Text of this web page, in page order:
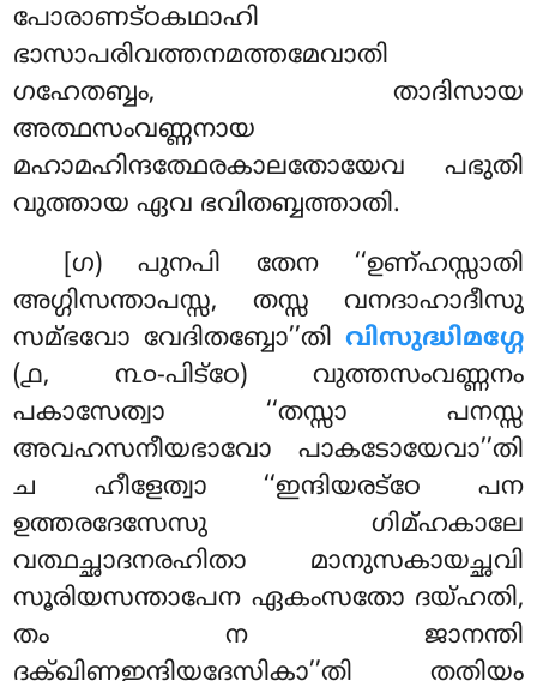
പോരാണട്ഠകഥാഹി
ഭാസാപരിവത്തനമത്തമേവാതി
ഗഹേതബ്ബം, താദിസായ
അത്ഥസംവണ്ണനായ
മഹാമഹിന്ദത്ഥേരകാലതോയേവ പഭുതി
വുത്തായ ഏവ ഭവിതബ്ബത്താതി.
[ഗ) പുനപി തേന ‘‘ഉണ്ഹസ്സാതി
അഗ്ഗിസന്താപസ്സ, തസ്സ വനദാഹാദീസു
സമ്ഭവോ വേദിതബ്ബോ’’തി വിസുദ്ധിമഗ്ഗേ
(൧, ൩൦-പിട്ഠേ) വുത്തസംവണ്ണനം
പകാസേത്വാ ‘‘തസ്സാ പനസ്സ
അവഹസനീയഭാവോ പാകടോയേവാ’’തി
ച ഹീളേത്വാ ‘‘ഇന്ദിയരട്ഠേ പന
ഉത്തരദേസേസു ഗിമ്ഹകാലേ
വത്ഥച്ഛാദനരഹിതാ മാനുസകായച്ഛവി
സൂരിയസന്താപേന ഏകംസതോ ദയ്ഹതി,
തം ന ജാനന്തി
ദക്ഖിണഇന്ദിയദേസികാ’’തി തതിയം